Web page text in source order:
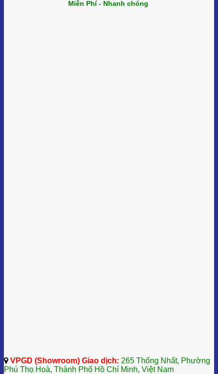
Miễn Phí - Nhanh chóng
VPGD (Showroom) Giao dịch: 265 Thống Nhất, Phường
Phú Thọ Hoà, Thành Phố Hồ Chí Minh, Việt Nam